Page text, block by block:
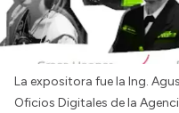
La expositora fue la Ing.
Oficios Digitales de la